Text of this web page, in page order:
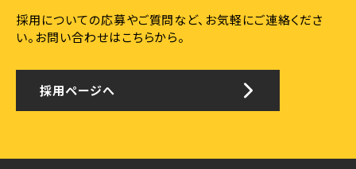
採用についての応募やご質問など、お気軽にご連絡くださ
い。 お問い合わせはこちらから。
採用ページへ